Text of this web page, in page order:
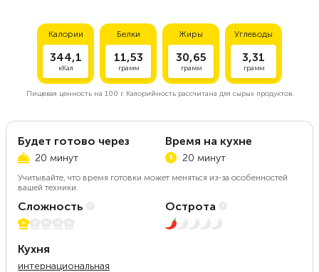
Калории
344,1
кКал
Белки
11,53
грамм
Жиры
30,65
грамм
Углеводы
3,31
грамм
Пищевая ценность на 100 г.Калорийность рассчитана для сырых продуктов.
Будет готово через
20 минут
Время на кухне
20 минут
Учитывайте, что время готовки может меняться из-за особенностей
вашей техники.
Сложность
1 из 5
Острота
1 из 5
Кухня
интернациональная